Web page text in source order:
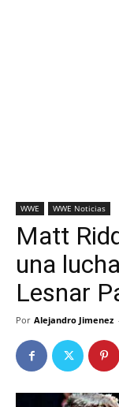
WWE WWE Noticias
Matt
una
Lesnar
Por Alejandro Jimenez